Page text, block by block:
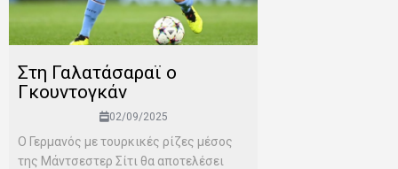
Στη Γαλατάσαραϊ ο
Γκουντογκάν
02/09/2025
Ο Γερμανός με τουρκικές ρίζες μέσος
της Μάντσεστερ Σίτι θα αποτελέσει